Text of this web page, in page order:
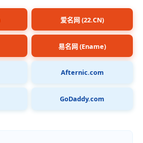
爱名网 (22.CN)
易名网 (Ename)
Afternic.com
GoDaddy.com